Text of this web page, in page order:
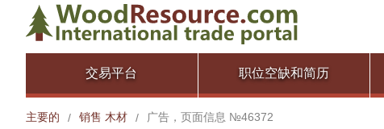
交易平台 职位空缺和简历
主要的 / 销售 木材 / 广告，页面信息 №46372